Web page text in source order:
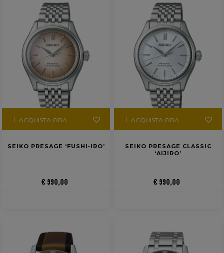
ACQUISTA ORA
SEIKO PRESAGE ‘FUSHI‑IRO’
€ 990,00
ACQUISTA ORA
SEIKO PRESAGE CLASSIC
‘AIJIRO’
€ 990,00